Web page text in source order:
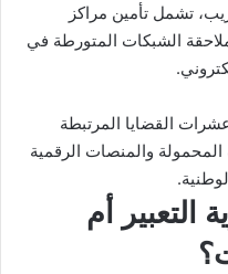
تشمل تأمين مراكز
الشبكات المتورطة في
القضايا المرتبطة
والمنصات الرقمية
التعبير أم